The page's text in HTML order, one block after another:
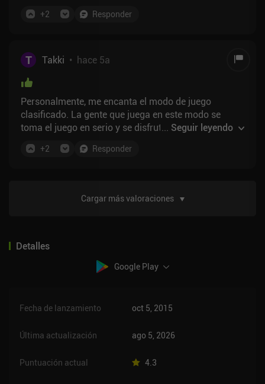
mi teléfono patato. El juego se basa en la habilidad,
+2 Responder
T Takki • hace 5a
Personalmente, me encanta el modo de juego
clasificado. La gente que juega en este modo se
toma el juego en serio y se disfruta más jugando en
abandonar la clasificación una vez iniciada, ya que si
juego muy divertido. Si eres fan de los FPS y te
gustan los juegos tipo CS. Dale una oportunidad
... Seguir leyendo
+2 Responder
Cargar más valoraciones
Detalles
Google Play
Fecha de lanzamiento oct 5, 2015
Última actualización ago 5, 2026
Puntuación actual 4.3